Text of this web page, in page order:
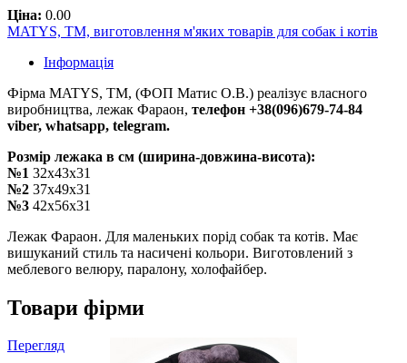
Ціна: 0.00
MATYS, ТМ, виготовлення м'яких товарів для собак і котів
Інформація
Фірма MATYS, ТМ, (ФОП Матис О.В.) реалізує власного
виробництва, лежак Фараон, телефон +38(096)679-74-84
viber, whatsapp, telegram.
Розмір лежака в см (ширина-довжина-висота):
№1 32х43х31
№2 37х49х31
№3 42х56х31
Лежак Фараон. Для маленьких порід собак та котів. Має
вишуканий стиль та насичені кольори. Виготовлений з
меблевого велюру, паралону, холофайбер.
Товари фірми
Перегляд